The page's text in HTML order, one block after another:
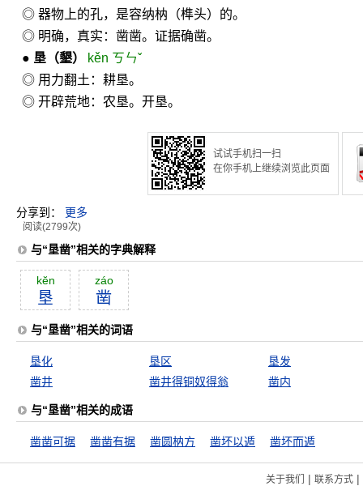
◎ 器物上的孔，是容纳枘（榫头）的。
◎ 明确，真实：凿凿。证据确凿。
● 垦 （墾）
kěn ㄎㄣˇ
◎ 用力翻土：耕垦。
◎ 开辟荒地：农垦。开垦。
试试手机扫一扫
在你手机上继续浏览此页面
分享到： 更多
阅读(2799次)
与“垦凿”相关的字典解释
kĕn
垦
záo
凿
与“垦凿”相关的词语
垦化 垦区
垦发
凿井
凿井得铜奴得翁 凿内
与“垦凿”相关的成语
凿凿可据 凿凿有据 凿圆枘方 凿坏以遁 凿坏而遁
关于我们 | 联系方式|